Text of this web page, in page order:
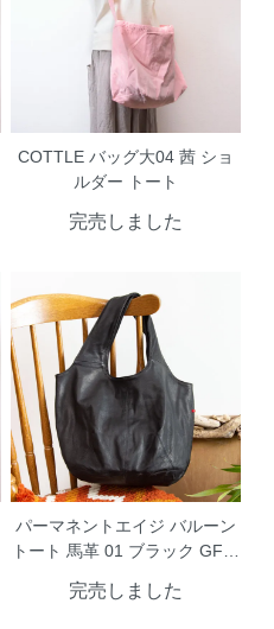
COTTLE バッグ大04 茜 ショ
ルダー トート
完売しました
パーマネントエイジ バルーン
トート 馬革 01 ブラック GF-2
完売しました